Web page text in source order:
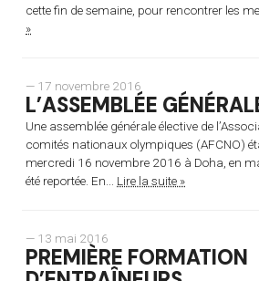
cette fin de semaine, pour rencontrer les
»
— 17 novembre 2016
L’ASSEMBLÉE
Une assemblée générale élective de
comités nationaux olympiques (AFCNO)
mercredi 16 novembre 2016 à Doha, en
été reportée. En... Lire la suite »
— 13 mai 2016
PREMIÈRE FORMATION